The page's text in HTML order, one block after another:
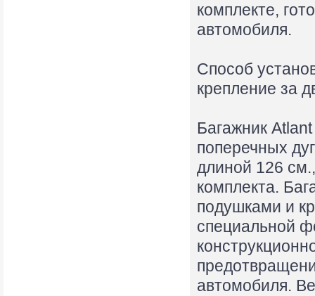
комплекте,
автомобиля.
Способ
крепление за
Багажник
поперечных
длиной 126
комплекта.
подушками и
специальной
автомобиля.